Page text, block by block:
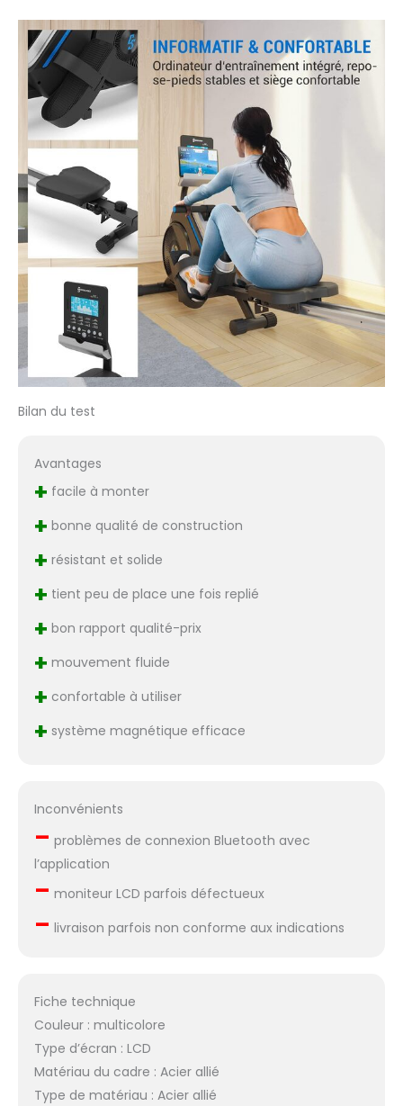
Bilan du test
Avantages
+ facile à monter
+ bonne qualité de construction
+ résistant et solide
+ tient peu de place une fois replié
+ bon rapport qualité-prix
+ mouvement fluide
+ confortable à utiliser
+ système magnétique efficace
Inconvénients
– problèmes de connexion Bluetooth avec
l’application
– moniteur LCD parfois défectueux
– livraison parfois non conforme aux indications
Fiche technique
Couleur : multicolore
Type d’écran : LCD
Matériau du cadre : Acier allié
Type de matériau : Acier allié